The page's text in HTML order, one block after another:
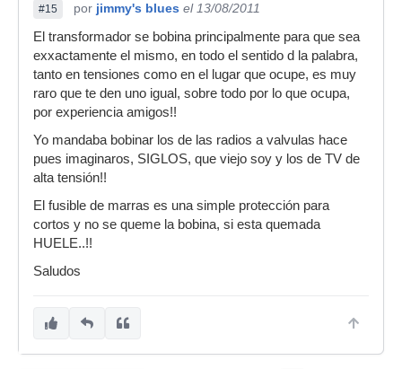
#15 por jimmy's blues el 13/08/2011
El transformador se bobina principalmente para que sea
exxactamente el mismo, en todo el sentido d la palabra,
tanto en tensiones como en el lugar que ocupe, es muy
raro que te den uno igual, sobre todo por lo que ocupa,
por experiencia amigos!!
Yo mandaba bobinar los de las radios a valvulas hace
pues imaginaros, SIGLOS, que viejo soy y los de TV de
alta tensión!!
El fusible de marras es una simple protección para
cortos y no se queme la bobina, si esta quemada
HUELE..!!
Saludos